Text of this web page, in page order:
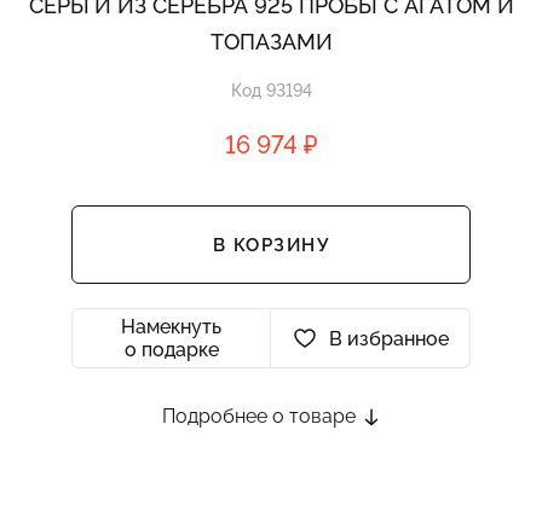
СЕРЬГИ ИЗ СЕРЕБРА 925 ПРОБЫ С АГАТОМ И
ТОПАЗАМИ
Код 93194
16 974 ₽
В КОРЗИНУ
Намекнуть
о подарке
В избранное
Подробнее о товаре